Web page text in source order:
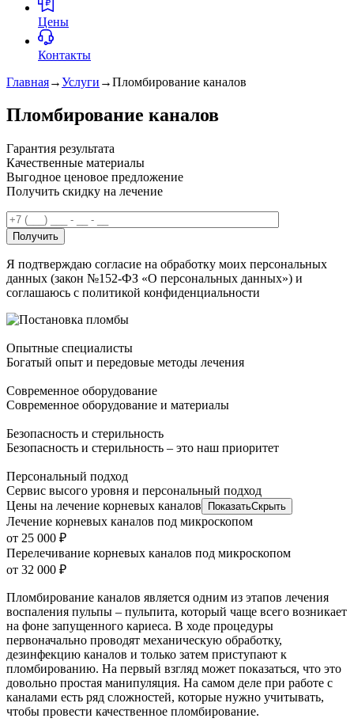
Цены
Контакты
Главная→Услуги →Пломбирование каналов
Пломбирование каналов
Гарантия результата
Качественные материалы
Выгодное ценовое предложение
Получить скидку на лечение
Получить
Я подтверждаю согласие на обработку моих персональных
данных (закон №152-ФЗ «О персональных данных») и
соглашаюсь с политикой конфиденциальности
Опытные специалисты
Богатый опыт и передовые методы лечения
Современное оборудование
Современное оборудование и материалы
Безопасность и стерильность
Безопасность и стерильность – это наш приоритет
Персональный подход
Сервис высого уровня и персональный подход
Цены на лечение корневых каналов
ПоказатьСкрыть
Лечение корневых каналов под микроскопом
от 25 000 ₽
Перелечивание корневых каналов под микроскопом
от 32 000 ₽
Пломбирование каналов является одним из этапов лечения
воспаления пульпы – пульпита, который чаще всего возникает
на фоне запущенного кариеса. В ходе процедуры
первоначально проводят механическую обработку,
дезинфекцию каналов и только затем приступают к
пломбированию. На первый взгляд может показаться, что это
довольно простая манипуляция. На самом деле при работе с
каналами есть ряд сложностей, которые нужно учитывать,
чтобы провести качественное пломбирование.